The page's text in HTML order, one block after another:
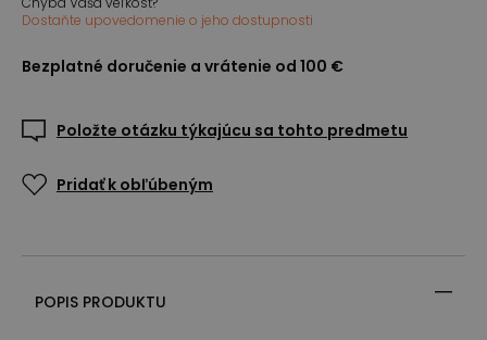
Dostaňte upovedomenie o jeho dostupnosti
Bezplatné doručenie a vrátenie od 100 €
Položte otázku týkajúcu sa tohto predmetu
Pridať k obľúbeným
POPIS PRODUKTU